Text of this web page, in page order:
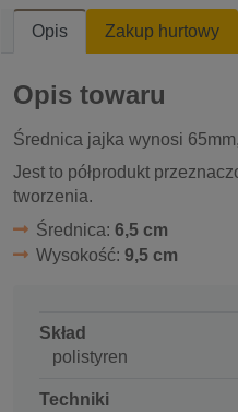
Opis Zakup hurtowy
Opis towaru
Średnica jajka wynosi
Jest to półprodukt
tworzenia.
Średnica: 6,5 cm
Wysokość: 9,5 cm
Skład
polistyren
Techniki